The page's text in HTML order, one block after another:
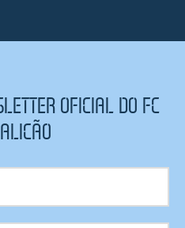
OFICIAL DO FC